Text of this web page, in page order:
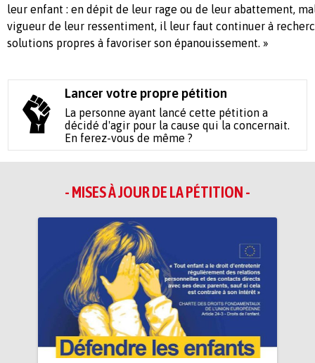
leur enfant : en dépit de leur rage ou de leur abattement,
vigueur de leur ressentiment, il leur faut continuer à
solutions propres à favoriser son épanouissement. »
Lancer votre propre pétition
La personne ayant lancé cette pétition a
décidé d'agir pour la cause qui la concernait.
En ferez-vous de même ?
- MISES À JOUR DE LA PÉTITION -